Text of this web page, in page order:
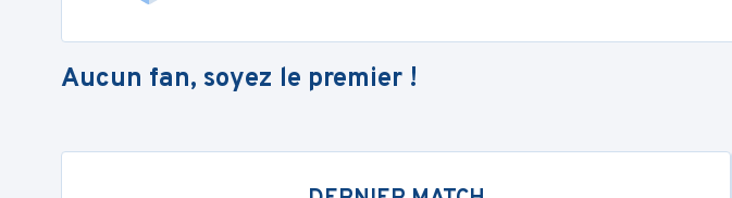
Aucun fan, soyez le premier !